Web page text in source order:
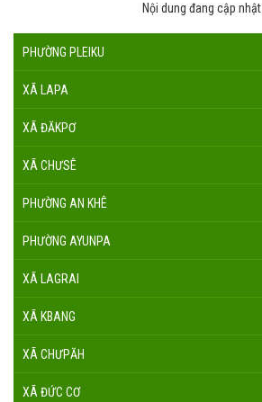
Nội dung đang cập nhật
PHƯỜNG PLEIKU
XÃ LAPA
XÃ ĐĂKPƠ
XÃ CHƯSÊ
PHƯỜNG AN KHÊ
PHƯỜNG AYUNPA
XÃ LAGRAI
XÃ KBANG
XÃ CHƯPĂH
XÃ ĐỨC CƠ